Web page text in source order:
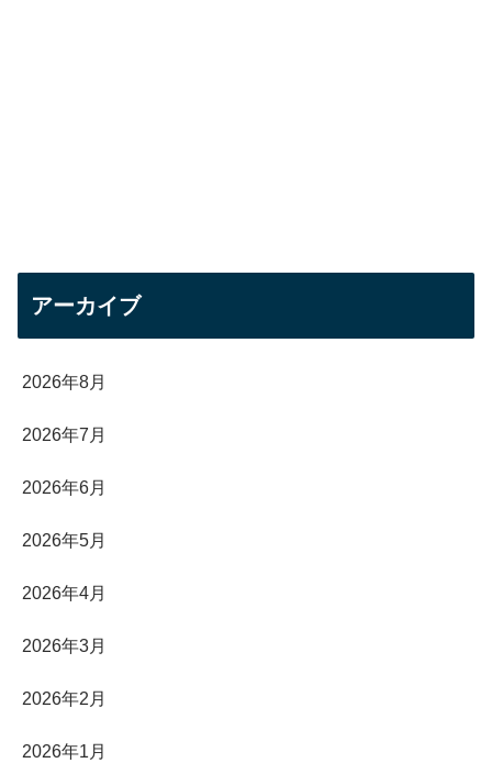
アーカイブ
2026年8月
2026年7月
2026年6月
2026年5月
2026年4月
2026年3月
2026年2月
2026年1月